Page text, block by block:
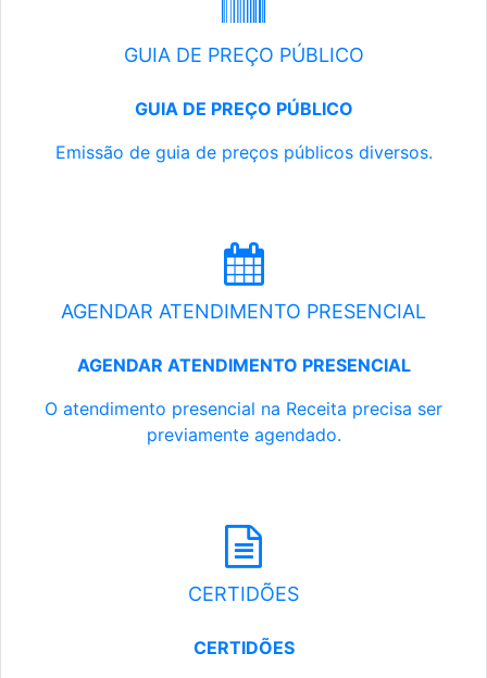
GUIA DE PREÇO PÚBLICO
GUIA DE PREÇO PÚBLICO
Emissão de guia de preços públicos diversos.
AGENDAR ATENDIMENTO PRESENCIAL
AGENDAR ATENDIMENTO PRESENCIAL
O atendimento presencial na Receita precisa ser
previamente agendado.
CERTIDÕES
CERTIDÕES